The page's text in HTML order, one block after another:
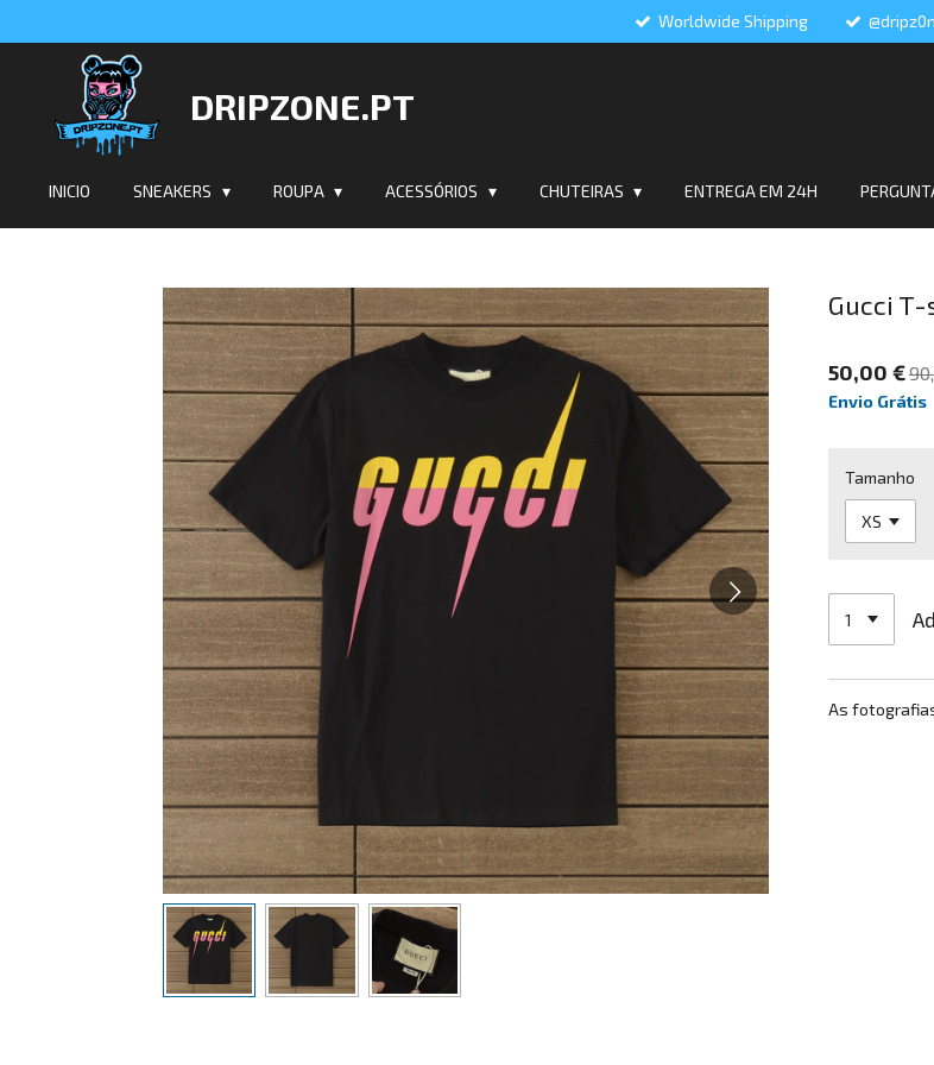
conteúdo
principal
Worldwide Shipping
DRIPZONE.PT
INICIO SNEAKERS ROUPA ACESSÓRIOS CHUTEIRAS ENTREGA EM 24H
Gucci
50,00 €
Envio Grátis
Tamanho
As